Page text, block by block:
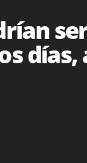
días,